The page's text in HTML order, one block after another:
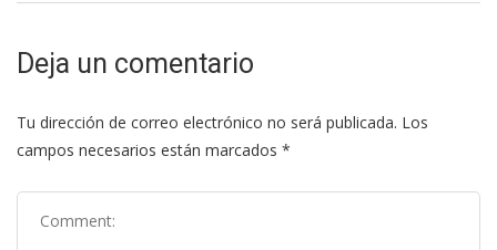
Deja un comentario
Tu dirección de correo electrónico no será publicada. Los
campos necesarios están marcados *